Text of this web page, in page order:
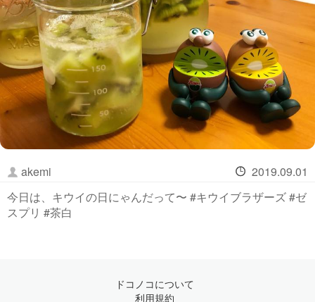
akemi
2019.09.01
今日は、キウイの日にゃんだって〜 #キウイブラザーズ #ゼ
スプリ #茶白
ドコノコについて
利用規約